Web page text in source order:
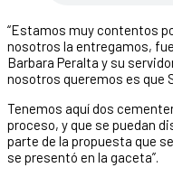
“Estamos muy contentos
nosotros la entregamos,
Barbara Peralta y su
nosotros queremos es que
Tenemos aquí dos
proceso, y que se puedan
parte de la propuesta que
se presentó en la gaceta”.